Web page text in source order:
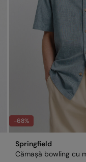
-68%
Springfield